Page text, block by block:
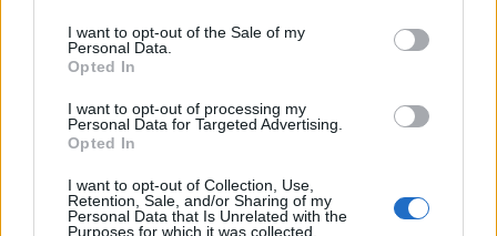
I want to opt-out of the Sale of my
Personal Data.
Opted In
I want to opt-out of processing my
Personal Data for Targeted Advertising.
Opted In
I want to opt-out of Collection, Use,
Retention, Sale, and/or Sharing of my
Personal Data that Is Unrelated with the
Purposes for which it was collected.